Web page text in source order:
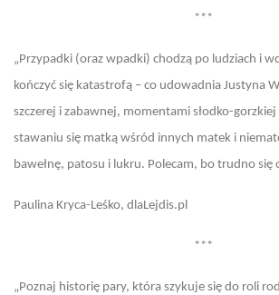
***
„Przypadki (oraz wpadki) chodzą po ludziach i
kończyć się katastrofą – co udowadnia Justyna
szczerej i zabawnej, momentami słodko-
stawaniu się matką wśród innych matek i
bawełnę, patosu i lukru. Polecam, bo trudno się
Paulina Kryca-Leśko, dlaLejdis.pl
***
„Poznaj historię pary, która szykuje się do roli